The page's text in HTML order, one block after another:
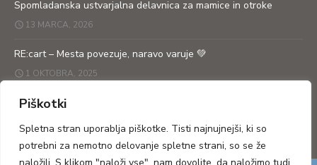
Piškotki
Spletna stran uporablja piškotke. Tisti najnujnejši, ki so
potrebni za nemotno delovanje spletne strani, so se že
Spomladanska ustvarjalna delavnica za mamice in otroke
13 MARCA, 2026
RE:cart – Mesta povezuje, naravo varuje 💚
1 OKTOBRA, 2025
RE: cart prikolica po ulicah obeh Goric
27 SEPTEMBRA, 2025